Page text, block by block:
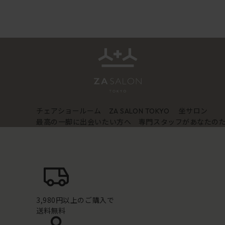
チェアショールーム ZA SALON TOKYO
坐サロン
最高の一脚に出会いたい方へ 専門スタッフがあなたの
3,980円以上のご購入で
送料無料